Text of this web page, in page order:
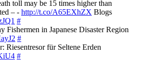
toll may be 15 times higher than
– - http://t.co/A65EXhZX Blogs
#
Fishermen in Japanese Disaster Region
#
Riesentresor für Seltene Erden
#